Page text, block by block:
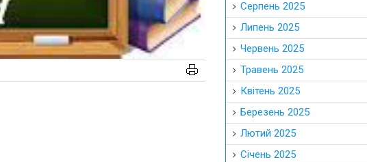
Серпень 2025
Липень 2025
Червень 2025
Травень 2025
Квітень 2025
Березень 2025
Лютий 2025
Січень 2025